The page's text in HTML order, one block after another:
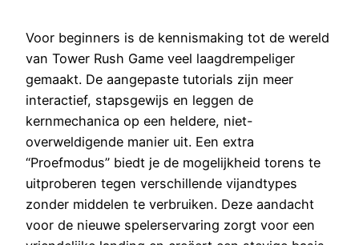
Voor beginners is de kennismaking tot de wereld
van Tower Rush Game veel laagdrempeliger
gemaakt. De aangepaste tutorials zijn meer
interactief, stapsgewijs en leggen de
kernmechanica op een heldere, niet-
overweldigende manier uit. Een extra
“Proefmodus” biedt je de mogelijkheid torens te
uitproberen tegen verschillende vijandtypes
zonder middelen te verbruiken. Deze aandacht
voor de nieuwe spelerservaring zorgt voor een